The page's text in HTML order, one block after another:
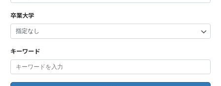
卒業大学
キーワード